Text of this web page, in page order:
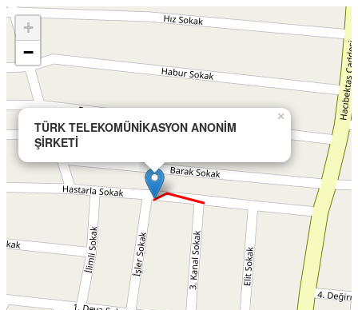
TÜRK TELEKOMÜNİKASYON ANONİM
ŞİRKETİ
×
+
−